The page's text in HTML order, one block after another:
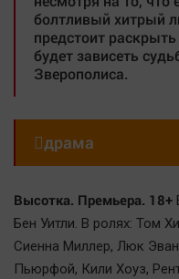
болтливый хитрый
предстоит
будет зависеть
Зверополиса.
драма
Высотка. Премьера. 18+
Бен Уитли. В ролях: Том
Сиенна Миллер, Люк
Пьюрфой, Кили Хоуз,